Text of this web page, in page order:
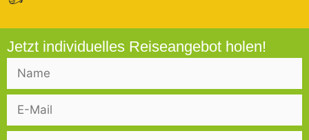
Jetzt individuelles Reiseangebot holen!